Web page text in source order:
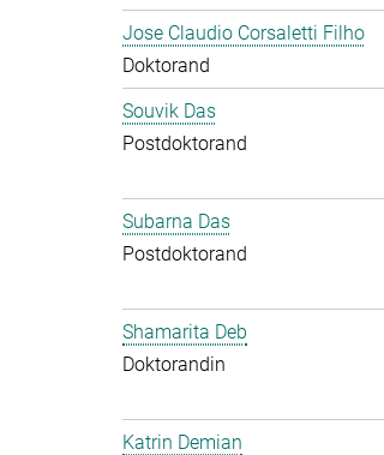
Jose Claudio Corsaletti Filho
Doktorand
Souvik Das
Postdoktorand
Subarna Das
Postdoktorand
Shamarita Deb
Doktorandin
Katrin Demian